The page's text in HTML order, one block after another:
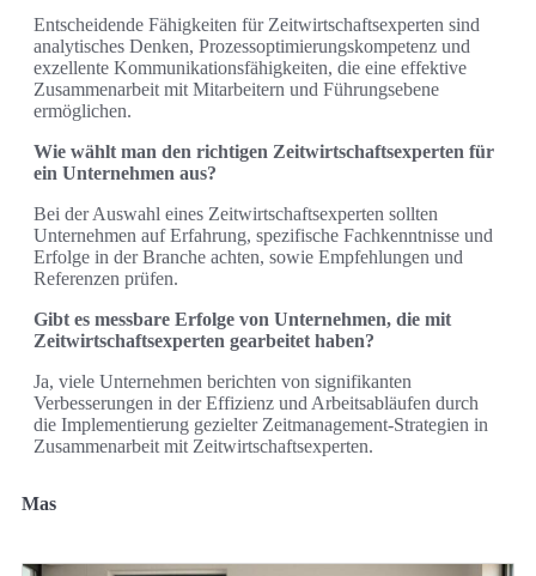
Entscheidende Fähigkeiten für Zeitwirtschaftsexperten sind
analytisches Denken, Prozessoptimierungskompetenz und
exzellente Kommunikationsfähigkeiten, die eine effektive
Zusammenarbeit mit Mitarbeitern und Führungsebene
ermöglichen.
Wie wählt man den richtigen Zeitwirtschaftsexperten für
ein Unternehmen aus?
Bei der Auswahl eines Zeitwirtschaftsexperten sollten
Unternehmen auf Erfahrung, spezifische Fachkenntnisse und
Erfolge in der Branche achten, sowie Empfehlungen und
Referenzen prüfen.
Gibt es messbare Erfolge von Unternehmen, die mit
Zeitwirtschaftsexperten gearbeitet haben?
Ja, viele Unternehmen berichten von signifikanten
Verbesserungen in der Effizienz und Arbeitsabläufen durch
die Implementierung gezielter Zeitmanagement-Strategien in
Zusammenarbeit mit Zeitwirtschaftsexperten.
Mas